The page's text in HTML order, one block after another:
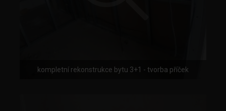
kompletní rekonstrukce bytu 3+1 - tvorba příček